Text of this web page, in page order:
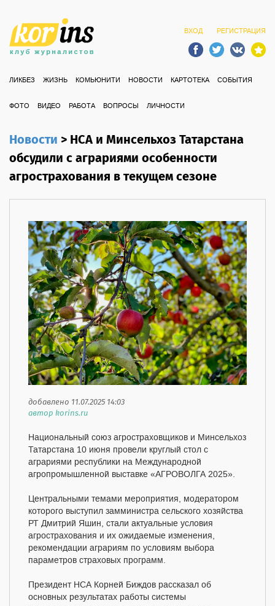
ВХОД РЕГИСТРАЦИЯ
ЛИКБЕЗ ЖИЗНЬ КОМЬЮНИТИ НОВОСТИ КАРТОТЕКА СОБЫТИЯ
ФОТО ВИДЕО РАБОТА ВОПРОСЫ ЛИЧНОСТИ
Новости>НСА и Минсельхоз Татарстана
обсудили с аграриями особенности
агрострахования в текущем сезоне
добавлено 11.07.2025 14:03
автор korins.ru
Национальный союз агростраховщиков и Минсельхоз
Татарстана 10 июня провели круглый стол с
аграриями республики на Международной
агропромышленной выставке «АГРОВОЛГА 2025».
Центральными темами мероприятия, модератором
которого выступил замминистра сельского хозяйства
РТ Дмитрий Яшин, стали актуальные условия
агрострахования и их ожидаемые изменения,
рекомендации аграриям по условиям выбора
параметров страховых программ.
Президент НСА Корней Биждов рассказал об
основных результатах работы системы